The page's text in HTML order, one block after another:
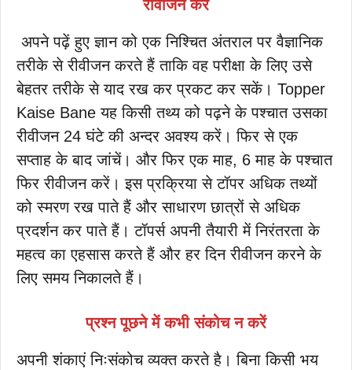
रीवीजन करें
अपने पढ़ें हुए ज्ञान को एक निश्चित अंतराल पर वैज्ञानिक
तरीके से रीवीजन करते हैं ताकि वह परीक्षा के लिए उसे
बेहतर तरीके से याद रख कर प्रकट कर सकें। Topper
Kaise Bane यह किसी तथ्य को पढ़ने के पश्चात उसका
रीवीजन 24 घंटे की अन्दर अवश्य करें। फिर से एक
सप्ताह के बाद जांचें। और फिर एक माह, 6 माह के पश्चात
फिर रीवीजन करें। इस प्रक्रिया से टॉपर अधिक तथ्यों
को स्मरण रख पाते हैं और साधारण छात्रों से अधिक
प्रदर्शन कर पाते हैं। टॉपर्स अपनी तैयारी में निरंतरता के
महत्व का एहसास करते हैं और हर दिन रीवीजन करने के
लिए समय निकालते हैं।
प्रश्न पूछने में कभी संकोच न करें
अपनी शंकाएं निःसंकोच व्यक्त करते है। बिना किसी भय